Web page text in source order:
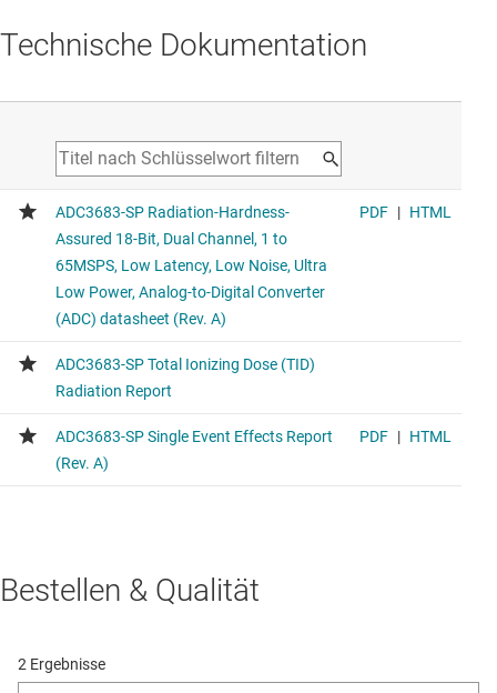
Technische Dokumentation
Bestellen & Qualität